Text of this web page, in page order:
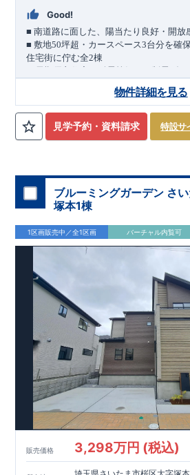
Good!
■南道路に面した、陽当たり良好・開放
■敷地50坪超・カースペース3台分を確保
住宅街に佇む全2棟
（長期優良住宅／耐震等級３・制震ダン
たりに恵まれた立地。
あり、
採光・通風・プライバシー性にも
す。
加須 徒歩13分
間取りのポイント
■ 1
号棟 LDK約19.5 帖 のゆとりあるリビン
感があります。
■共通
・主寝室は将来仕切れる可変型プラン ・
クインクローゼット設置
太陽光発電（フラットプラン）採用 月額
ホテルライクで実用的な洗面空間 （オー
詳細ページへ）
家計にやさしい住宅性能
長期優良住宅 住宅ローン控除額の優遇、
延長など 税制面でのメリットが受けられ
耐震等級 ３ ＋制震ダンパー 建築基準法の
険の割引（最大50％）対象です。
現地のご案内・資料請求 受付中​ ​■完成
建物・設備・間取りを​ 現地にてご確
TEL
0120-44-1081
（9:30 18:30／火水曜休み）
スマートフォンで見やすい特設サイトは
見学予約・資料請求 特設サ
物件詳細を見る
ブルーミングガーデン さ
塚本1棟
1区画販売中／全1区画 バーチャル内覧可
販売価格 3,298万円 (税込)